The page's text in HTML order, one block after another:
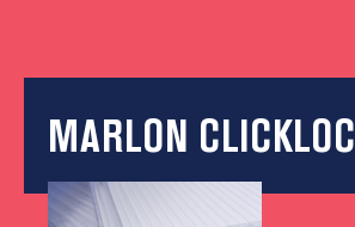
MARLON CLICKLOC